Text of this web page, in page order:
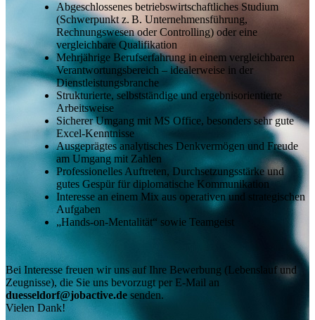
Abgeschlossenes betriebswirtschaftliches Studium
(Schwerpunkt z. B. Unternehmensführung,
Rechnungswesen oder Controlling) oder eine
vergleichbare Qualifikation
Mehrjährige Berufserfahrung in einem vergleichbaren
Verantwortungsbereich – idealerweise in der
Dienstleistungsbranche
Strukturierte, selbstständige und ergebnisorientierte
Arbeitsweise
Sicherer Umgang mit MS Office, besonders sehr gute
Excel‑Kenntnisse
Ausgeprägtes analytisches Denkvermögen und Freude
am Umgang mit Zahlen
Professionelles Auftreten, Durchsetzungsstärke und
gutes Gespür für diplomatische Kommunikation
Interesse an einem Mix aus operativen und strategischen
Aufgaben
„Hands-on‑Mentalität“ sowie Teamgeist
Bei Interesse freuen wir uns auf Ihre Bewerbung (Lebenslauf und
Zeugnisse), die Sie uns bevorzugt per E-Mail an
duesseldorf@jobactive.de senden.
Vielen Dank!